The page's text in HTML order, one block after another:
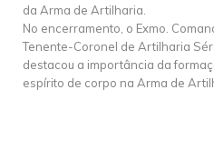
da Arma de Artilharia.
No encerramento, o Exmo.
Tenente-Coronel de Artilharia
destacou a importância da
espírito de corpo na Arma de